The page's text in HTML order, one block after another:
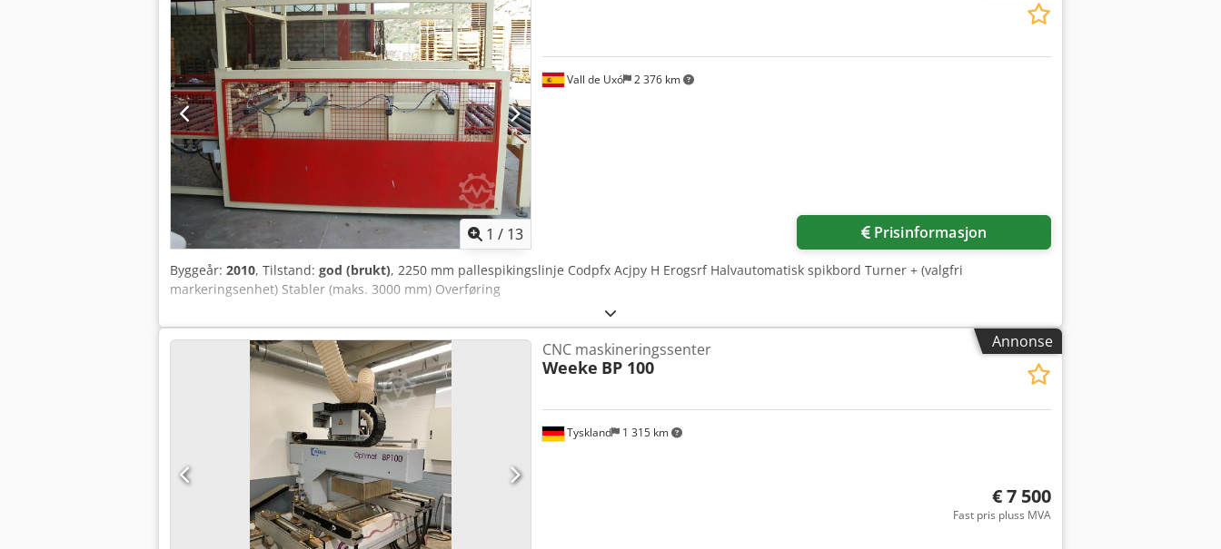
1 / 13
Vall de Uxó 2 376 km
Prisinformasjon
Byggeår: 2010, Tilstand: god (brukt), 2250 mm pallespikingslinje Codpfx Acjpy H Erogsrf Halvautomatisk spikbord Turner + (valgfri
markeringsenhet) Stabler (maks. 3000 mm) Overføring
Annonse
Tyskland 1 315 km
CNC maskineringssenter
Weeke BP 100
€ 7 500
Fast pris pluss MVA